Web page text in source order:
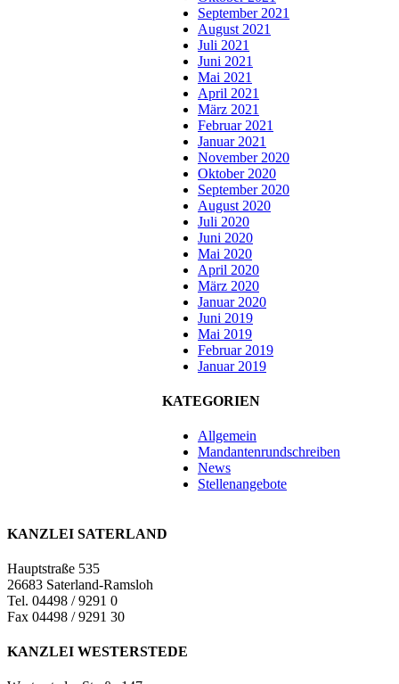
September 2021
August 2021
Juli 2021
Juni 2021
Mai 2021
April 2021
März 2021
Februar 2021
Januar 2021
November 2020
Oktober 2020
September 2020
August 2020
Juli 2020
Juni 2020
Mai 2020
April 2020
März 2020
Januar 2020
Juni 2019
Mai 2019
Februar 2019
Januar 2019
KATEGORIEN
Allgemein
Mandantenrundschreiben
News
Stellenangebote
KANZLEI SATERLAND
Hauptstraße 535
26683 Saterland-Ramsloh
Tel. 04498 / 9291 0
Fax 04498 / 9291 30
KANZLEI WESTERSTEDE